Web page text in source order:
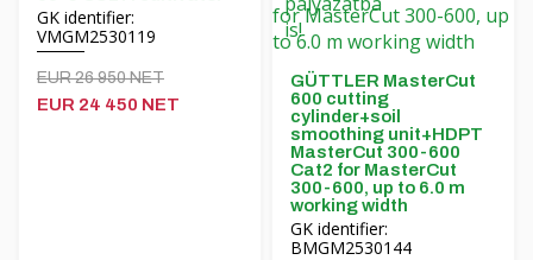
GK identifier:
VMGM2530119
EUR 26 950 NET
EUR 24 450 NET
GÜTTLER MasterCut
600 cutting
cylinder+soil
smoothing unit+HDPT
MasterCut 300-600
Cat2 for MasterCut
300-600, up to 6.0 m
working width
GK identifier:
BMGM2530144